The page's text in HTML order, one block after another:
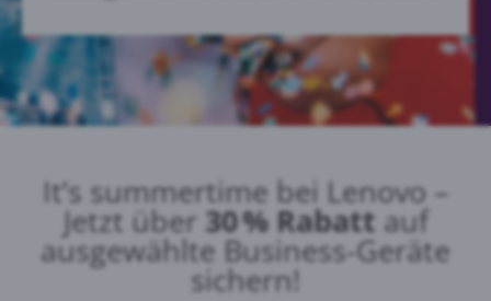
It’s summertime bei Lenovo –
Jetzt über 30 % Rabatt auf
ausgewählte Business-Geräte
sichern!